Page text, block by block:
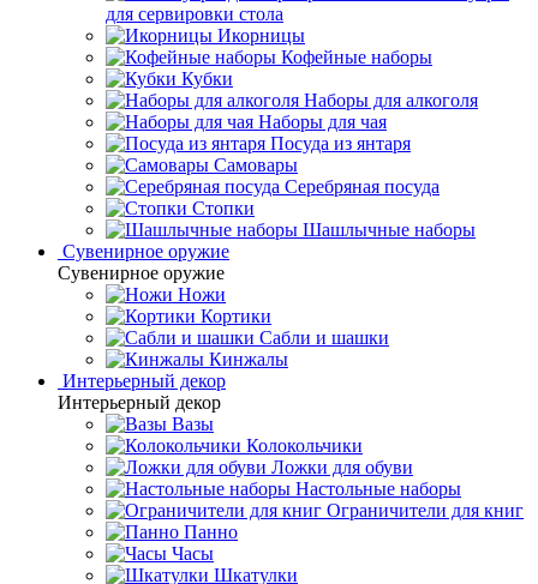
для сервировки стола
Икорницы
Кофейные наборы
Кубки
Наборы для алкоголя
Наборы для чая
Посуда из янтаря
Самовары
Серебряная посуда
Стопки
Шашлычные наборы
Сувенирное оружие
Сувенирное оружие
Ножи
Кортики
Сабли и шашки
Кинжалы
Интерьерный декор
Интерьерный декор
Вазы
Колокольчики
Ложки для обуви
Настольные наборы
Ограничители для книг
Панно
Часы
Шкатулки